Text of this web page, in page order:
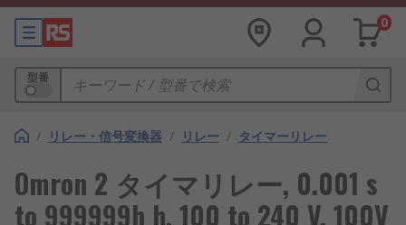
0
型番
/ リレー・信号変換器 / リレー / タイマーリレー
Omron 2 タイマリレー, 0.001 s
to 999999h h, 100 to 240 V, 100V